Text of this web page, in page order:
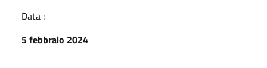
Data :
5 febbraio 2024